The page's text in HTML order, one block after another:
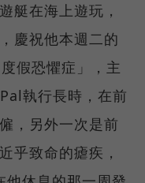
艇在海上遊玩，
慶祝他本週二的
假恐懼症」，主
執行長時，在前
，另外一次是前
乎致命的瘧疾，